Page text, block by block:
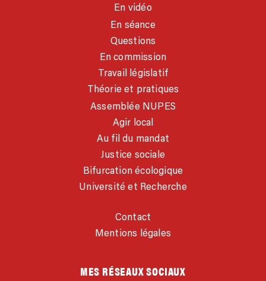
En vidéo
En séance
Questions
En commission
Travail législatif
Théorie et pratiques
Assemblée NUPES
Agir local
Au fil du mandat
Justice sociale
Bifurcation écologique
Université et Recherche
Contact
Mentions légales
MES RÉSEAUX SOCIAUX